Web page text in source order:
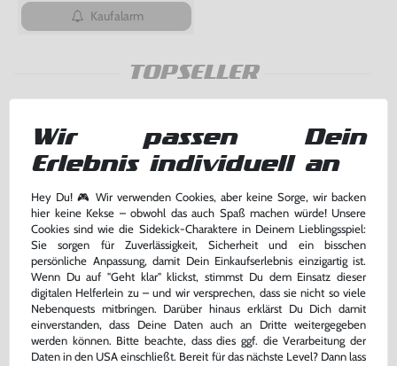
Kaufalarm
TOPSELLER
6 Original Nintendo Cases -
Hüllen für Module
gebraucht
-10% bisher 12,99 €
Super Mario Land 1
Modul, gebraucht
Wir passen Dein
Erlebnis individuell an
Hey Du! 🎮 Wir verwenden Cookies, aber keine Sorge, wir backen
hier keine Kekse – obwohl das auch Spaß machen würde! Unsere
Cookies sind wie die Sidekick-Charaktere in Deinem Lieblingsspiel:
Sie sorgen für Zuverlässigkeit, Sicherheit und ein bisschen
persönliche Anpassung, damit Dein Einkaufserlebnis einzigartig ist.
Wenn Du auf "Geht klar" klickst, stimmst Du dem Einsatz dieser
digitalen Helferlein zu – und wir versprechen, dass sie nicht so viele
Nebenquests mitbringen. Darüber hinaus erklärst Du Dich damit
einverstanden, dass Deine Daten auch an Dritte weitergegeben
werden können. Bitte beachte, dass dies ggf. die Verarbeitung der
Daten in den USA einschließt. Bereit für das nächste Level? Dann lass